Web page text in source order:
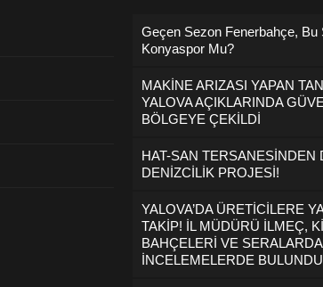
Geçen Sezon Fenerbahçe, Bu
Konyaspor Mu?
MAKİNE ARIZASI YAPAN
YALOVA AÇIKLARINDA
BÖLGEYE ÇEKİLDİ
HAT-SAN TERSANESİNDEN
DENİZCİLİK PROJESİ!
YALOVA’DA ÜRETİCİLERE
TAKİP! İL MÜDÜRÜ İLMEÇ,
BAHÇELERİ VE SERALARDA
İNCELEMELERDE BULUNDU